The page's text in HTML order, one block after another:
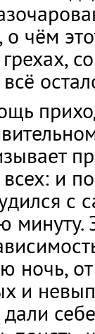
чём
и
с
минуту.
ночь,
и